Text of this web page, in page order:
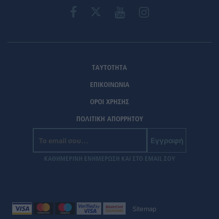
ΤΑΥΤΟΤΗΤΑ
ΕΠΙΚΟΙΝΩΝΙΑ
ΟΡΟΙ ΧΡΗΣΗΣ
ΠΟΛΙΤΙΚΗ ΑΠΟΡΡΗΤΟΥ
Εγγραφή
ΚΑΘΗΜΕΡΙΝΗ ΕΝΗΜΕΡΩΣΗ ΚΑΙ ΣΤΟ EMAIL ΣΟΥ
Sitemap